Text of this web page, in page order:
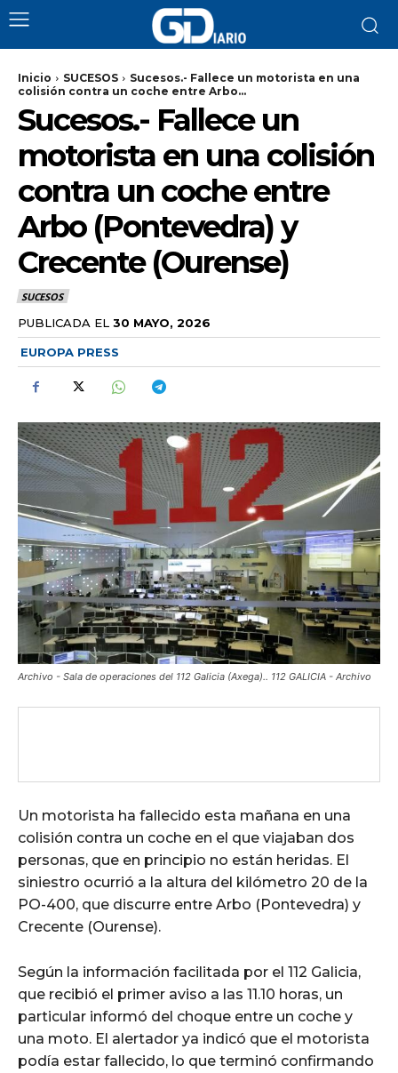
Inicio SUCESOS
Sucesos.- Fallece un motorista en una
colisión contra un coche entre Arbo...
Sucesos.- Fallece un
motorista en una colisión
contra un coche entre
Arbo (Pontevedra) y
Crecente (Ourense)
SUCESOS
PUBLICADA EL 30 MAYO, 2026
EUROPA PRESS
Archivo - Sala de operaciones del 112 Galicia (Axega).. 112 GALICIA - Archivo
Un motorista ha fallecido esta mañana en una
colisión contra un coche en el que viajaban dos
personas, que en principio no están heridas. El
siniestro ocurrió a la altura del kilómetro 20 de la
PO-400, que discurre entre Arbo (Pontevedra) y
Crecente (Ourense).
Según la información facilitada por el 112 Galicia,
que recibió el primer aviso a las 11.10 horas, un
particular informó del choque entre un coche y
una moto. El alertador ya indicó que el motorista
podía estar fallecido, lo que terminó confirmando